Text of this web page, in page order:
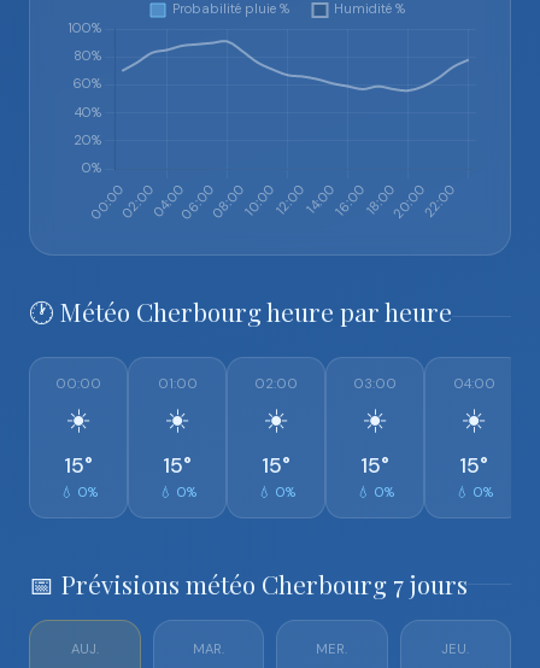
🕐 Météo Cherbourg heure par heure
00:00
☀️
15°
💧 0%
01:00
☀️
15°
💧 0%
02:00
☀️
15°
💧 0%
03:00
☀️
15°
💧 0%
04:00
☀️
15°
💧 0%
📅 Prévisions météo Cherbourg 7 jours
AUJ. MAR. MER. JEU.